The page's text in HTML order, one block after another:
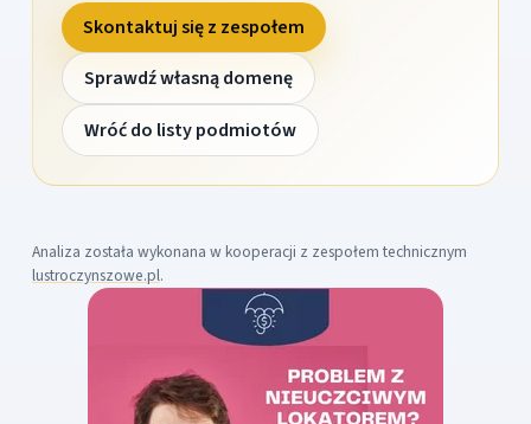
Skontaktuj się z zespołem
Sprawdź własną domenę
Wróć do listy podmiotów
Analiza została wykonana w kooperacji z zespołem technicznym
lustroczynszowe.pl.